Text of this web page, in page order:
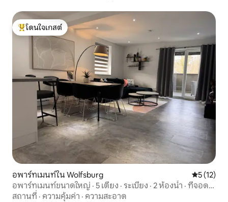
โดนใจเกสต์ที่สุด
โดนใจเกสต์
อพาร์ทเมนท์ใน Wolfsburg คะแนนเฉลี่
5 (12)
อพาร์ทเมนท์ขนาดใหญ่ · 5 เตียง · ระเบียง · 2 ห้องน้ำ · ที่จอด
รถ
สถานที่ · ความคุ้มค่า · ความสะอาด